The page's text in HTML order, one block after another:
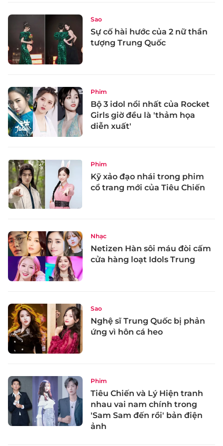
Sao
Sự cố hài hước của 2 nữ thần
tượng Trung Quốc
Phim
Bộ 3 idol nổi nhất của Rocket
Girls giờ đều là 'thảm họa
diễn xuất'
Phim
Kỹ xảo đạo nhái trong phim
cổ trang mới của Tiêu Chiến
Nhạc
Netizen Hàn sôi máu đòi cấm
cửa hàng loạt Idols Trung
Sao
Nghệ sĩ Trung Quốc bị phản
ứng vì hôn cá heo
Phim
Tiêu Chiến và Lý Hiện tranh
nhau vai nam chính trong
'Sam Sam đến rồi' bản điện
ảnh